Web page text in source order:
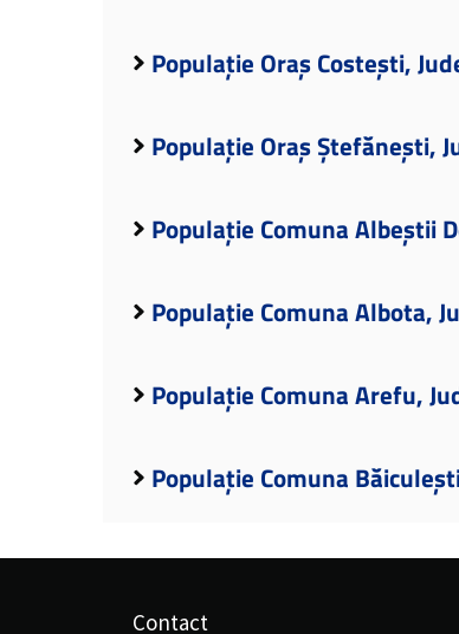
Populație Oraș Costești,
Populație Oraș Ștefănești,
Populație Comuna Albeștii
Populație Comuna Albota,
Populație Comuna Arefu,
Populație Comuna
Contact